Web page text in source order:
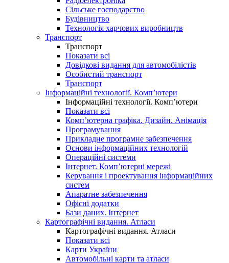
Сільське господарство
Будівництво
Технологія харчових виробництв
Транспорт
Транспорт
Показати всі
Довідкові видання для автомобілістів
Особистий транспорт
Транспорт
Інформаційні технології. Комп’ютери
Інформаційні технології. Комп’ютери
Показати всі
Комп’ютерна графіка. Дизайн. Анімація
Програмування
Прикладне програмне забезпечення
Основи інформаційних технологій
Операційні системи
Інтернет. Комп’ютерні мережі
Керування і проектування інформаційних
систем
Апаратне забезпечення
Офісні додатки
Бази даних. Інтернет
Картографічні видання. Атласи
Картографічні видання. Атласи
Показати всі
Карти України
Автомобільні карти та атласи